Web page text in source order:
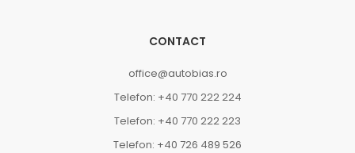
CONTACT
office@autobias.ro
Telefon: +40 770 222 224
Telefon: +40 770 222 223
Telefon: +40 726 489 526